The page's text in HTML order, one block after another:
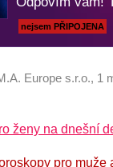
nejsem PŘIPOJENA
Europe s.r.o., 1
ženy na dnešní
pro